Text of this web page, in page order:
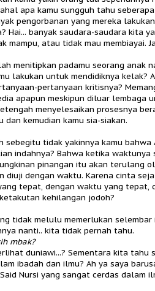
apa kamu sungguh tahu
pengorbanan yang mereka
Hai... banyak saudara-saudara kita
mampu, atau tidak mau membiayai.
menitipkan padamu seorang anak
lakukan untuk mendidiknya kelak?
pertanyaan kritisnya?
apapun meskipun diluar lembaga
menyelesaikan prosesnya
dan kemudian kamu sia-siakan.
sebegitu tidak yakinnya kamu
indahnya? Bahwa ketika
pinangan itu akan terulang
diuji dengan waktu. Karena cinta
tepat, dengan waktu yang
kehilangan jodoh?
tidak melulu memerlukan
nanti.. kita tidak pernah tahu.
mbak?
duniawi...? Sementara kita tahu
ibadah dan ilmu? Ah ya saya
Nursi yang sangat cerdas dalam